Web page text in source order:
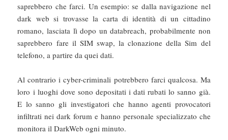
saprebbero che farci. Un esempio: se dalla navigazione nel
dark web si trovasse la carta di identità di un cittadino
romano, lasciata lì dopo un databreach, probabilmente non
saprebbero fare il SIM swap, la clonazione della Sim del
telefono, a partire da quei dati.
Al contrario i cyber-criminali potrebbero farci qualcosa. Ma
loro i luoghi dove sono depositati i dati rubati lo sanno già.
E lo sanno gli investigatori che hanno agenti provocatori
infiltrati nei dark forum e hanno personale specializzato che
monitora il DarkWeb ogni minuto.